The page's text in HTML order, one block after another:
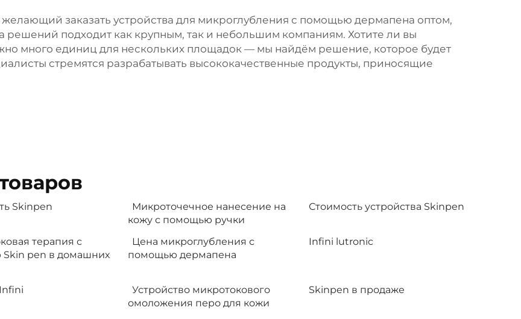
заказать устройства для микроглубления с помощью дермапена оптом,
решений подходит как крупным, так и небольшим компаниям. Хотите ли вы
много единиц для нескольких площадок — мы найдём решение, которое будет
стремятся разрабатывать высококачественные продукты, приносящие
Skinpen
Микроточечное нанесение на
кожу с помощью ручки
Стоимость устройства Skinpen
терапия с
pen в домашних
Цена микроглубления с
помощью дермапена
Infini lutronic
Устройство микротокового
омоложения перо для кожи
Skinpen в продаже